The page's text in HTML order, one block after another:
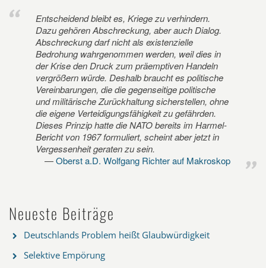
Entscheidend bleibt es, Kriege zu verhindern.
Dazu gehören Abschreckung, aber auch Dialog.
Abschreckung darf nicht als existenzielle
Bedrohung wahrgenommen werden, weil dies in
der Krise den Druck zum präemptiven Handeln
vergrößern würde. Deshalb braucht es politische
Vereinbarungen, die die gegenseitige politische
und militärische Zurückhaltung sicherstellen, ohne
die eigene Verteidigungsfähigkeit zu gefährden.
Dieses Prinzip hatte die NATO bereits im Harmel-
Bericht von 1967 formuliert, scheint aber jetzt in
Vergessenheit geraten zu sein.
Oberst a.D. Wolfgang Richter auf Makroskop
Neueste Beiträge
Deutschlands Problem heißt Glaubwürdigkeit
Selektive Empörung